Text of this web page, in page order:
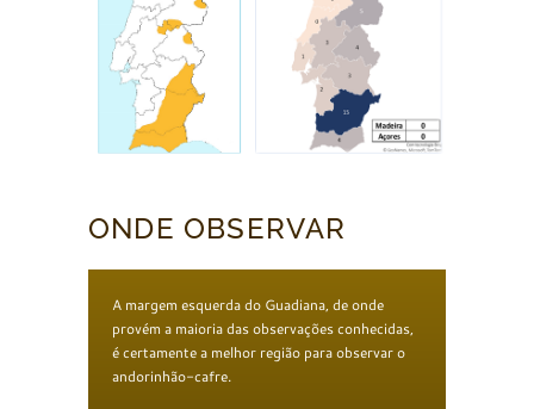
ONDE OBSERVAR
A margem esquerda do Guadiana, de onde
provém a maioria das observações conhecidas,
é certamente a melhor região para observar o
andorinhão-cafre.